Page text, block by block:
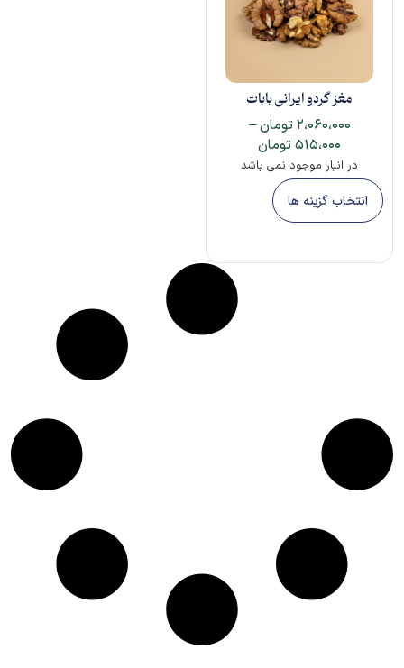
مغز گردو ایرانی بابات
۲،۰۶۰،۰۰۰تومان–
۵۱۵،۰۰۰تومان
در انبار موجود نمی باشد
انتخاب گزینه ها